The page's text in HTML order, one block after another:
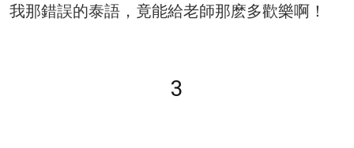
我那錯誤的泰語，竟能給老師那麽多歡樂啊！
3